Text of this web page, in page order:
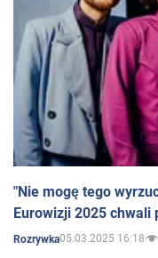
"Nie mogę tego
Eurowizji 2025 chwali
Rozrywka05.03.2025 16:18